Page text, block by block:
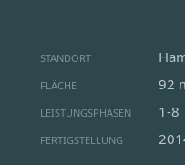
STANDORT
FLÄCHE 92
LEISTUNGSPHASEN 1-8
FERTIGSTELLUNG